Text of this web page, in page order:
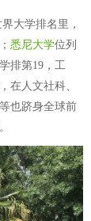
大学排名里，
悉尼大学位列
排第19，工
在人文社科、
也跻身全球前